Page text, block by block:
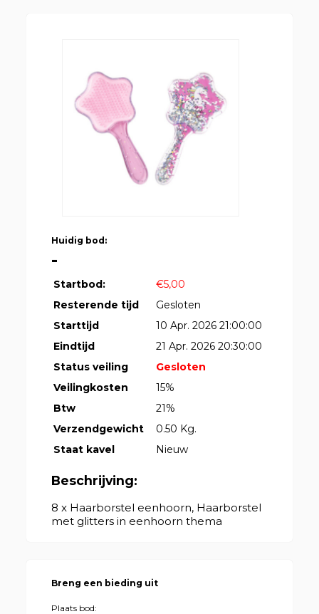
Huidig bod:
-
Startbod:
€5,00
Resterende tijd
Gesloten
Starttijd
10 Apr. 2026 21:00:00
Eindtijd
21 Apr. 2026 20:30:00
Status veiling
Gesloten
Veilingkosten
15%
Btw
21%
Verzendgewicht
0.50 Kg.
Staat kavel
Nieuw
Beschrijving:
8 x Haarborstel eenhoorn, Haarborstel
met glitters in eenhoorn thema
Breng een bieding uit
Plaats bod: